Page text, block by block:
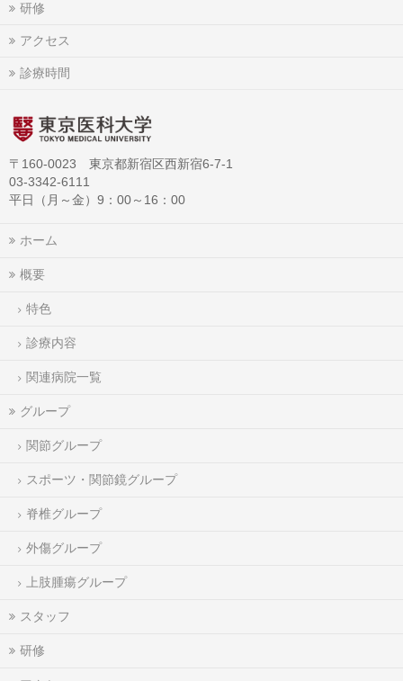
研修
アクセス
診療時間
〒160-0023 東京都新宿区西新宿6-7-1
03-3342-6111
平日（月～金）9：00～16：00
ホーム
概要
特色
診療内容
関連病院一覧
グループ
関節グループ
スポーツ・関節鏡グループ
脊椎グループ
外傷グループ
上肢腫瘍グループ
スタッフ
研修